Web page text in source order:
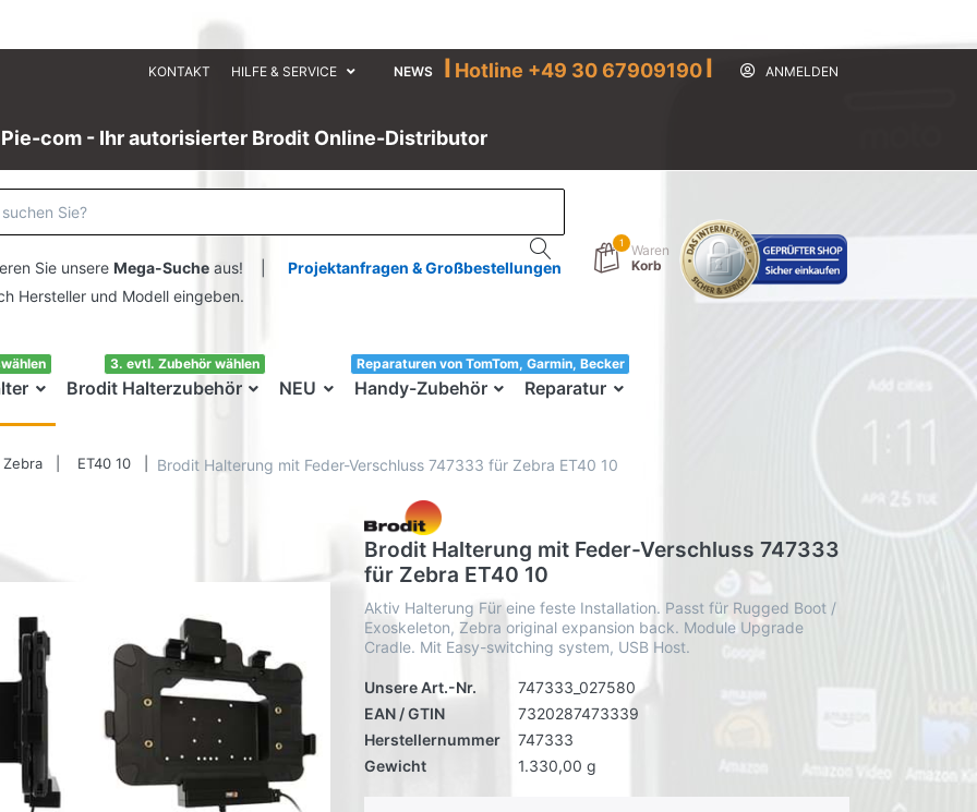
KONTAKT HILFE & SERVICE NEWS I Hotline +49 30 67909190I ANMELDEN
Pie-com - Ihr autorisierter Brodit Online-Distributor
Sie unsere Mega-Sucheaus! | Projektanfragen & Großbestellungen
und Modell eingeben.
1
Waren
Korb
Brodit Halterzubehör
3. evtl. Zubehör wählen
NEU Handy-Zubehör
33!
Reparatur
Reparaturen von TomTom, Garmin, Becker
Zebra ET40 10 Brodit Halterung mit Feder-Verschluss 747333 für Zebra ET40 10
Brodit Halterung mit Feder-Verschluss 747333
für Zebra ET40 10
Aktiv Halterung Für eine feste Installation. Passt für Rugged Boot /
Exoskeleton, Zebra original expansion back. Module Upgrade
Cradle. Mit Easy-switching system, USB Host.
Unsere Art.-Nr.
747333_027580
EAN / GTIN
7320287473339
Herstellernummer
747333
Gewicht
1.330,00 g